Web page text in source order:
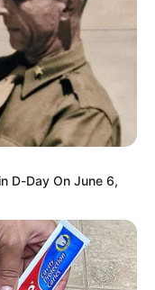
sus
los bares en el
reactivar
NEWS
D-Day On June 6,